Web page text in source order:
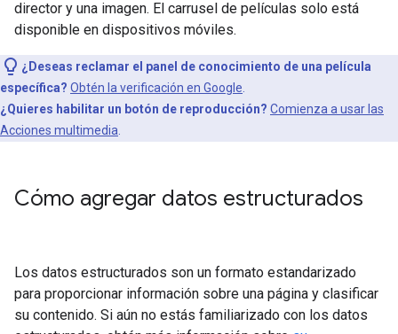
director y una imagen. El carrusel de películas solo está
disponible en dispositivos móviles.
¿Deseas reclamar el panel de conocimiento de una película
específica? Obtén la verificación en Google
¿Quieres habilitar un botón de reproducción? Comienza a usar las
Acciones multimedia
Cómo agregar datos estructurados
Los datos estructurados son un formato estandarizado
para proporcionar información sobre una página y clasificar
su contenido. Si aún no estás familiarizado con los datos